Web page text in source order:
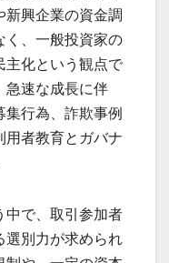
新興企業の資金調
く、一般投資家の
主化という観点で
急速な成長に伴
行為、詐欺事例
用者教育とガバナ
中で、取引参加者
選別力が求められ